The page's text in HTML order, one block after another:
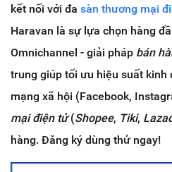
kết nối với đa sàn thương mại
Haravan là sự lựa chọn hàng
Omnichannel - giải pháp bán
trung giúp tối ưu hiệu suất kinh
mạng xã hội (Facebook,
mại điện tử(Shopee, Tiki,
hàng. Đăng ký dùng thử ngay!